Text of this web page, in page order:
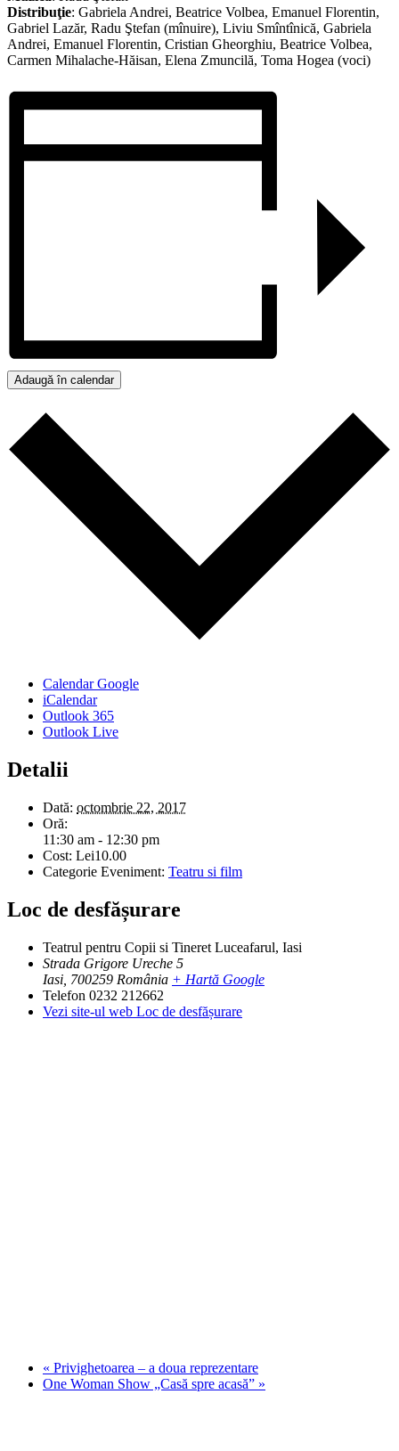
Distribuţie: Gabriela Andrei, Beatrice Volbea, Emanuel Florentin,
Gabriel Lazăr, Radu Ştefan (mînuire), Liviu Smîntînică, Gabriela
Andrei, Emanuel Florentin, Cristian Gheorghiu, Beatrice Volbea,
Carmen Mihalache-Hăisan, Elena Zmuncilă, Toma Hogea (voci)
Adaugă în calendar
Calendar Google
iCalendar
Outlook 365
Outlook Live
Detalii
Dată: octombrie 22, 2017
Oră:
11:30 am - 12:30 pm
Cost: Lei10.00
Categorie Eveniment: Teatru si film
Loc de desfășurare
Teatrul pentru Copii si Tineret Luceafarul, Iasi
Strada Grigore Ureche 5
Iasi 700259 România + Hartă Google
Telefon 0232 212662
Vezi site-ul web Loc de desfășurare
« Privighetoarea – a doua reprezentare
One Woman Show „Casă spre acasă” »